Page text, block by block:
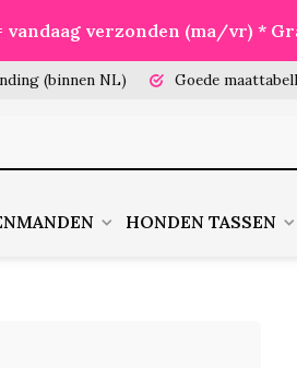
vandaag verzonden (ma/vr) *
(binnen NL) Goede
HONDEN TASSEN